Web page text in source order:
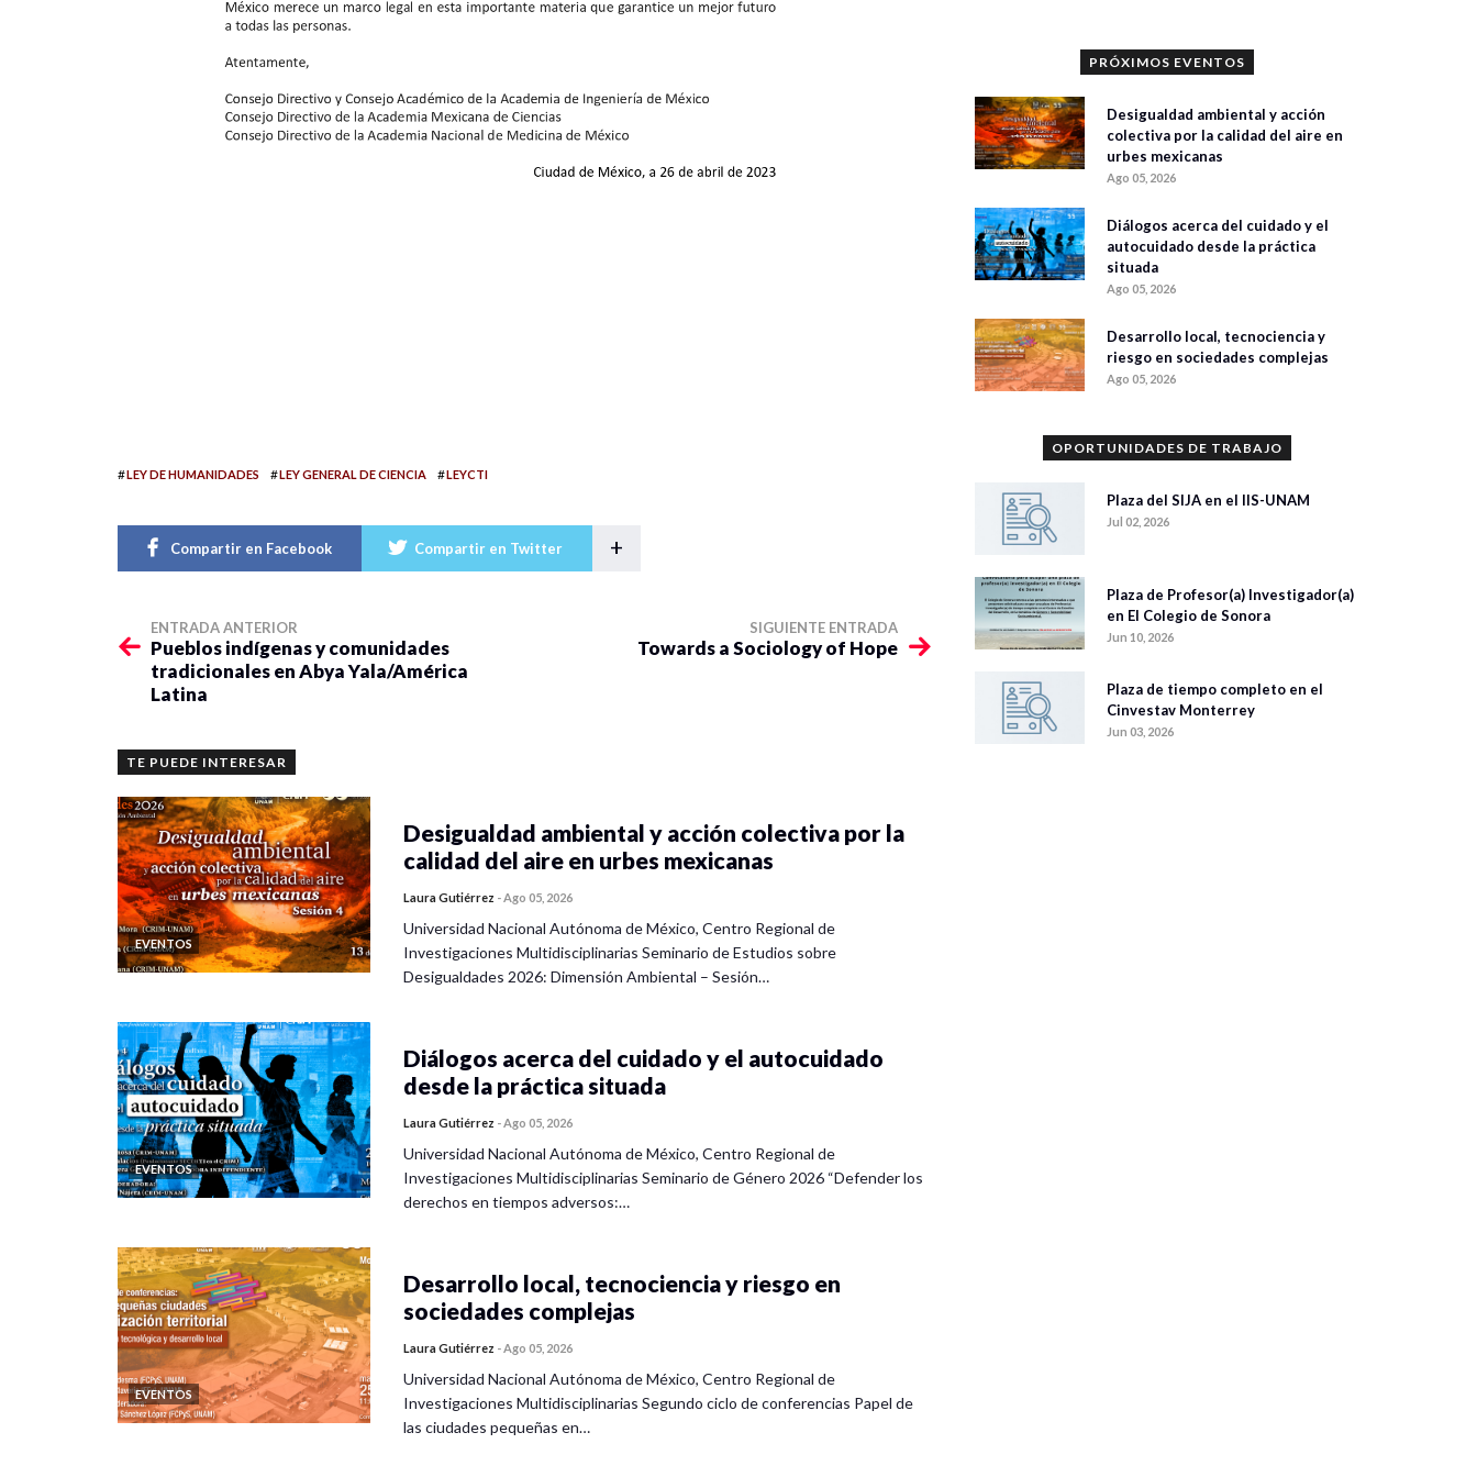
#LEY DE HUMANIDADES #LEY GENERAL DE CIENCIA #LEYCTI
Compartir en Facebook Compartir en Twitter +
ENTRADA ANTERIOR
Pueblos indígenas y comunidades
tradicionales en Abya Yala/América
Latina
SIGUIENTE ENTRADA
Towards a Sociology of Hope
TE PUEDE INTERESAR
EVENTOS
Desigualdad ambiental y acción colectiva por la
calidad del aire en urbes mexicanas
Laura Gutiérrez -Ago 05, 2026
Universidad Nacional Autónoma de México, Centro Regional de
Investigaciones Multidisciplinarias Seminario de Estudios sobre
Desigualdades 2026: Dimensión Ambiental – Sesión…
EVENTOS
Diálogos acerca del cuidado y el autocuidado
desde la práctica situada
Laura Gutiérrez -Ago 05, 2026
Universidad Nacional Autónoma de México, Centro Regional de
Investigaciones Multidisciplinarias Seminario de Género 2026 “Defender los
derechos en tiempos adversos:…
EVENTOS
Desarrollo local, tecnociencia y riesgo en
sociedades complejas
Laura Gutiérrez -Ago 05, 2026
Universidad Nacional Autónoma de México, Centro Regional de
Investigaciones Multidisciplinarias Segundo ciclo de conferencias Papel de
las ciudades pequeñas en…
PRÓXIMOS EVENTOS
Desigualdad ambiental y acción
colectiva por la calidad del aire en
urbes mexicanas
Ago 05, 2026
Diálogos acerca del cuidado y el
autocuidado desde la práctica
situada
Ago 05, 2026
Desarrollo local, tecnociencia y
riesgo en sociedades complejas
Ago 05, 2026
OPORTUNIDADES DE TRABAJO
Plaza del SIJA en el IIS-UNAM
Jul 02, 2026
Plaza de Profesor(a) Investigador(a)
en El Colegio de Sonora
Jun 10, 2026
Plaza de tiempo completo en el
Cinvestav Monterrey
Jun 03, 2026